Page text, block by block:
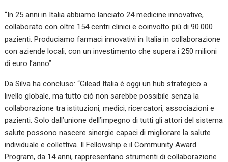
“In 25 anni in Italia abbiamo lanciato 24 medicine innovative,
collaborato con oltre 154 centri clinici e coinvolto più di 90.000
pazienti. Produciamo farmaci innovativi in Italia in collaborazione
con aziende locali, con un investimento che supera i 250 milioni
di euro l’anno”.
Da Silva ha concluso: “Gilead Italia è oggi un hub strategico a
livello globale, ma tutto ciò non sarebbe possibile senza la
collaborazione tra istituzioni, medici, ricercatori, associazioni e
pazienti. Solo dall’unione dell’impegno di tutti gli attori del sistema
salute possono nascere sinergie capaci di migliorare la salute
individuale e collettiva. Il Fellowship e il Community Award
Program, da 14 anni, rappresentano strumenti di collaborazione